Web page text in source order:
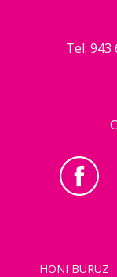
Tel: 943
HONI BURUZ